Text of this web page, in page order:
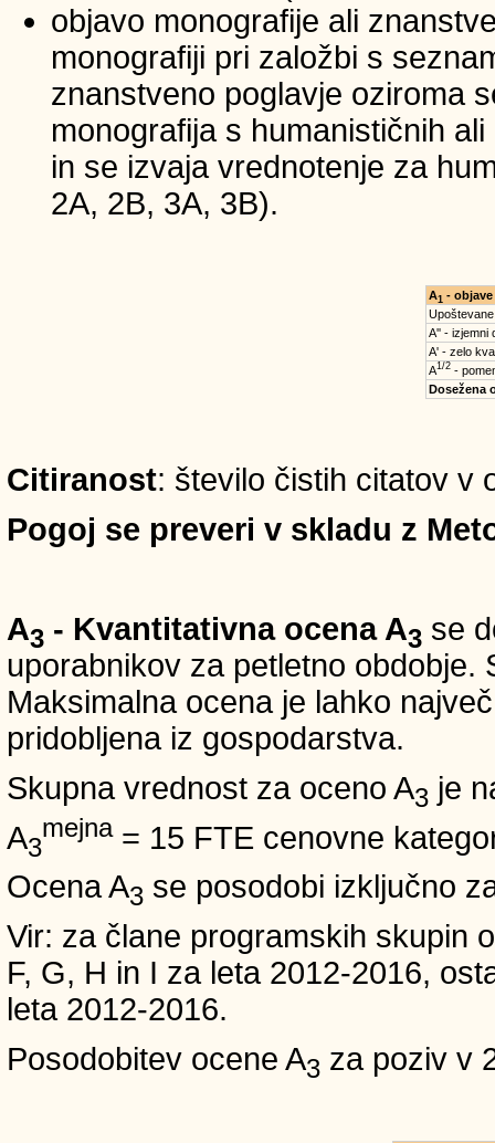
objavo monografije ali
monografiji pri založbi s
znanstveno poglavje oziroma
monografija s humanističnih
in se izvaja vrednotenje za
2A, 2B, 3A, 3B).
A1 - objave
A'' - izjemni
A' - zelo
A1/2-
Dosežena
Citiranost: število čistih citatov v
Pogoj se preveri v skladu z
A3 - Kvantitativna ocena A3 se
uporabnikov za petletno obdobje.
Maksimalna ocena je lahko
pridobljena iz gospodarstva.
Skupna vrednost za oceno A3 je
A3
mejna= 15 FTE cenovne
Ocena A3 se posodobi izključno
Vir: za člane programskih skupin
F, G, H in I za leta 2012-2016,
leta 2012-2016.
Posodobitev ocene A3 za poziv v